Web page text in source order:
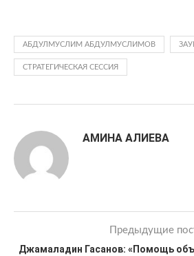
АБДУЛМУСЛИМ АБДУЛМУСЛИМОВ
СТРАТЕГИЧЕСКАЯ СЕССИЯ
АМИНА АЛИЕВА
Предыдущие
Джамаладин Гасанов: «Помощь